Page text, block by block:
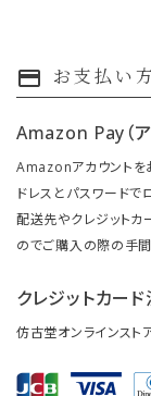
payment お支払い
Amazon Pay（ア
Amazonアカウントを
ドレスとパスワードで
配送先やクレジット
のでご購入の際の手間
クレジットカー
仿古堂オンラインスト